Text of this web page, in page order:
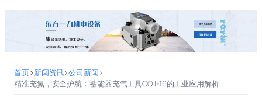
首页>新闻资讯>公司新闻>
精准充氮，安全护航：蓄能器充气工具CQJ-16的工业应用解析